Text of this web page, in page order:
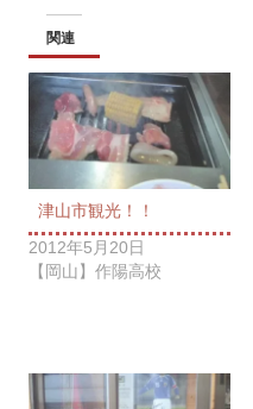
関連
津山市観光！！
2012年5月20日
【岡山】作陽高校